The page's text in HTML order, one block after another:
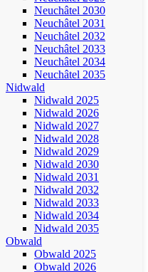
Neuchâtel 2030
Neuchâtel 2031
Neuchâtel 2032
Neuchâtel 2033
Neuchâtel 2034
Neuchâtel 2035
Nidwald
Nidwald 2025
Nidwald 2026
Nidwald 2027
Nidwald 2028
Nidwald 2029
Nidwald 2030
Nidwald 2031
Nidwald 2032
Nidwald 2033
Nidwald 2034
Nidwald 2035
Obwald
Obwald 2025
Obwald 2026